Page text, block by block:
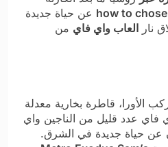
how to عن حياة جديدة
نار العاب واي فاي من
الأورا، قاطرة بخارية معدلة
فاي عدد قليل من الناجين واي
عن حياة جديدة في الشرق.